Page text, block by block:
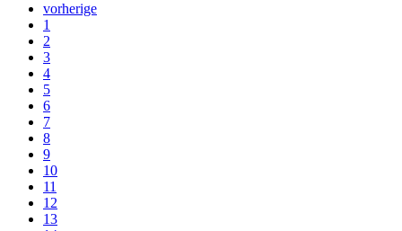
vorherige
1
2
3
4
5
6
7
8
9
10
11
12
13